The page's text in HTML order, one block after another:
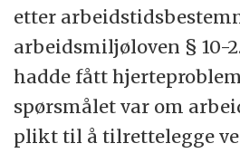
etter
arbeidsmiljøloven § 10-
hadde fått
spørsmålet var om
plikt til å tilrettelegge